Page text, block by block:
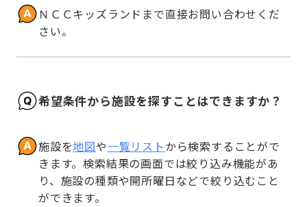
ＮＣＣキッズランドまで直接お問い合わせくだ
さい。
希望条件から施設を探すことはできますか？
施設を地図や一覧リストから検索することがで
きます。検索結果の画面では絞り込み機能があ
り、施設の種類や開所曜日などで絞り込むこと
ができます。